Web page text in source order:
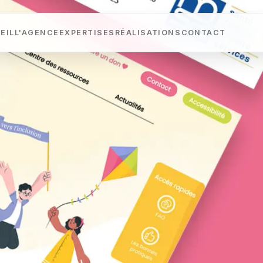
L'AGENCE EXPERTISES RÉALISATIONS CONTACT